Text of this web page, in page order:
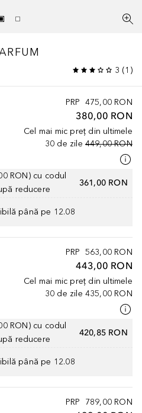
3 (1 )
PRP 475,00 RON
380,00 RON
Cel mai mic preț din ultimele
30 de zile 449,00 RON
RON) cu codul
reducere
361,00 RON
până pe 12.08
PRP 563,00 RON
443,00 RON
Cel mai mic preț din ultimele
30 de zile 435,00 RON
RON) cu codul
reducere
420,85 RON
până pe 12.08
PRP 789,00 RON